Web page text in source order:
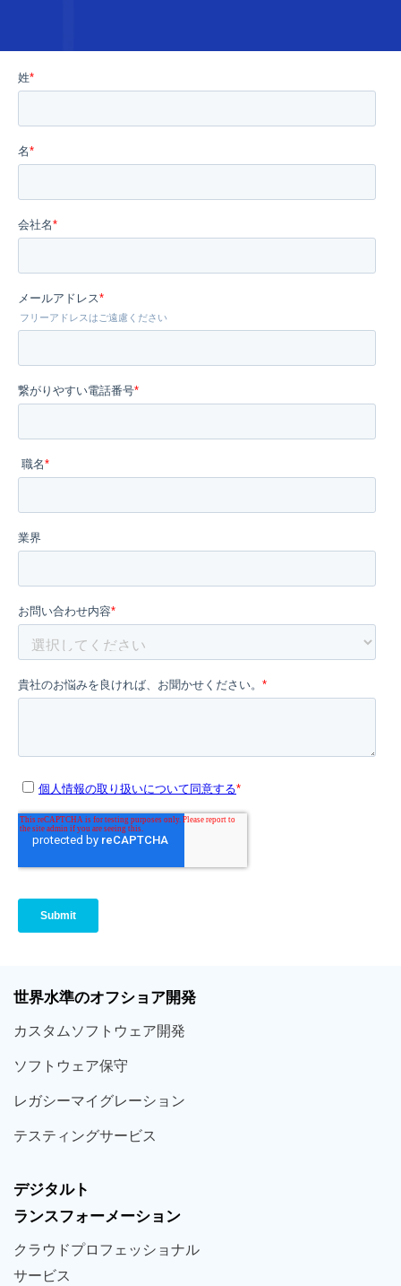
世界水準のオフショア開発
カスタムソフトウェア開発
ソフト ウェア保守
レガシーマイグレーション
テスティングサービス
デジタルト
ランスフォーメーション
クラウドプロフェッショナル
サービス